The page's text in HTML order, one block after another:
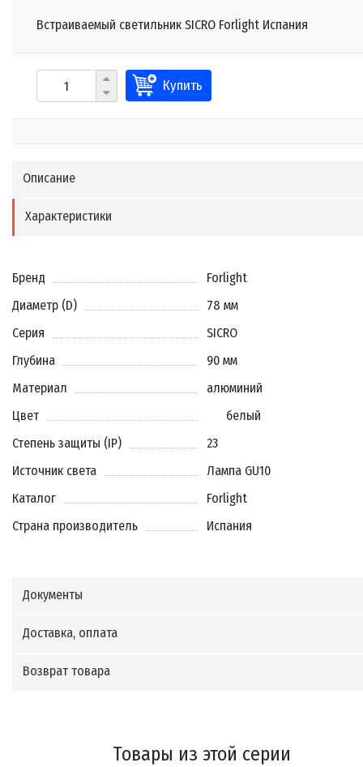
Встраиваемый светильник SICRO Forlight Испания
Купить
Описание
Характеристики
Бренд
Forlight
Диаметр (D)
78 мм
Серия
SICRO
Глубина
90 мм
Материал
алюминий
Цвет
белый
Степень защиты (IP)
23
Источник света
Лампа GU10
Каталог
Forlight
Страна производитель
Испания
Документы
Доставка, оплата
Возврат товара
Товары из этой серии